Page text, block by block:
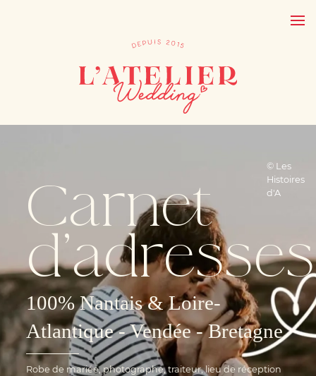
Carnet
d’adresses
100% Nantais & Loire-
Atlantique - Vendée - Bretagne
Robe de mariée, photographe, traiteur, lieu de réception
© Les
Histoires
d'A